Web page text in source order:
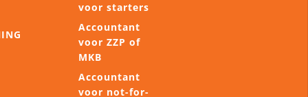
voor starters
Accountant
voor ZZP of
MKB
Accountant
voor not-for-